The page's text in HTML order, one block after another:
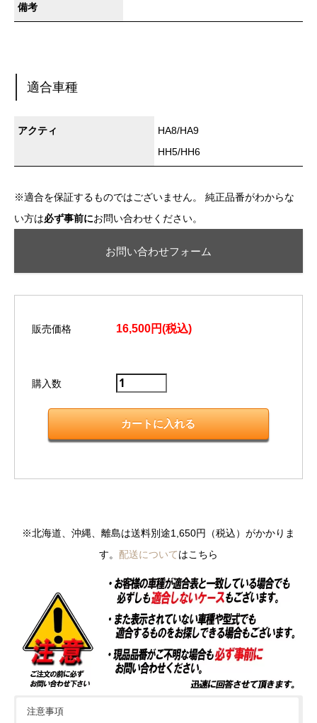
備考
適合車種
アクティ
HA8/HA9
HH5/HH6
※適合を保証するものではございません。 純正品番がわからな
い方は必ず事前にお問い合わせください。
お問い合わせフォーム
販売価格 16,500円(税込)
購入数
※北海道、沖縄、離島は送料別途1,650円（税込）がかかりま
す。 配送についてはこちら
注意事項